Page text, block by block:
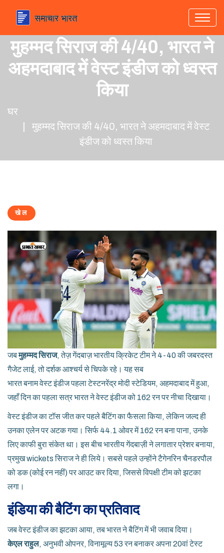
मुहम्मद सिराज की 4/40, भारत ने
अहमदाबाद में वेस्ट इंडीज को ध्वस्त
किया
घर
मुहम्मद सिराज की 4/40, भारत ने अहमदाबाद में वेस्ट
इंडीज को ध्वस्त किया
खेल
जबमुहम्मद सिराज, तेज़ गेंदबाज़भारतीय क्रिकेट टीमने 4-40 की जबरदस्त
गैजेट लाई, तो दर्शक आश्चर्य से चिपके रहे। यह सब
भारत बनाम वेस्ट इंडीज पहला टेस्टनरेंद्र मोदी स्टेडियम, अहमदाबादमें हुआ,
जहाँ दिन का पहला सत्र भारत ने वेस्ट इंडीज को 162 रन पर नीचा दिखाया।
वेस्ट इंडीज का टॉस जीत कर पहले बैटिंग का फैसला किया, लेकिन जल्द ही
उनका एलेन पर अटक गया। सिर्फ 44.1 ओवर में 162 रन बना पाना, उनके
लिए काफी बुरा संकेत था। इस बीच भारतीय गेंदबाज़ी ने लगातार प्रेशर बनाया,
प्रमुख wickets सिराज ने ही लिये। सबसे पहले उन्होंनेटैगेनरिन चैनडरपौल
को डक (कोई रन नहीं) पर आउट कर दिया, जिससे विपक्षी टीम को झटका
लगा।
इंडिया की बैटिंग का प्रतिवाद
जब वेस्ट इंडीज का झटका आया, तब भारत ने बैटिंग में भी जवाब दिया।
केएल राहुल, अनुभवी ओपनर, विनामूल्य 53 रन बनाकर अपना 20वां टेस्ट